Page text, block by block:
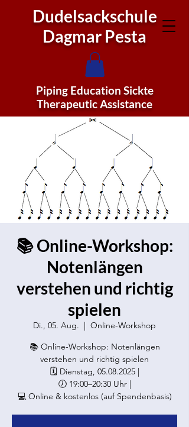
Dudelsackschule
Dagmar Pesta
Piping Education Sickte
Therapeutic Assistance
📚 Online-Workshop:
Notenlängen
verstehen und richtig
spielen
Di., 05. Aug.
  |
Online-Workshop
📚 Online-Workshop: Notenlängen
verstehen und richtig spielen
🗓 Dienstag, 05.08.2025 |
🕖 19:00–20:30 Uhr |
💻 Online & kostenlos (auf Spendenbasis)